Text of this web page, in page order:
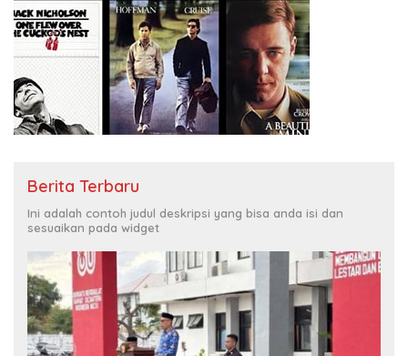
Berita Terbaru
Ini adalah contoh judul deskripsi yang bisa anda isi dan
sesuaikan pada widget